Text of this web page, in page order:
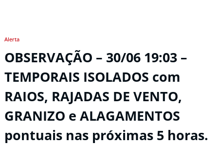
Alerta
OBSERVAÇÃO – 30/06 19:03 –
TEMPORAIS ISOLADOS com
RAIOS, RAJADAS DE VENTO,
GRANIZO e ALAGAMENTOS
pontuais nas próximas 5 horas.